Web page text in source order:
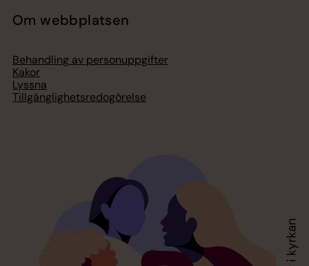
Om webbplatsen
Behandling av personuppgifter
Kakor
Lyssna
Tillgänglighetsredogörelse